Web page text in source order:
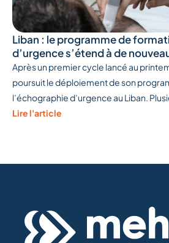
Liban : le programme de
d’urgence s’étend à de
Après un premier cycle lancé au
poursuit le déploiement de son
l’échographie d’urgence au Liban.
Lire l'article